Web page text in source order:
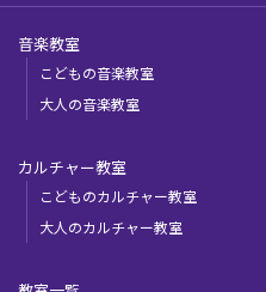
音楽教室
こどもの音楽教室
大人の音楽教室
カルチャー教室
こどものカルチャー教室
大人のカルチャー教室